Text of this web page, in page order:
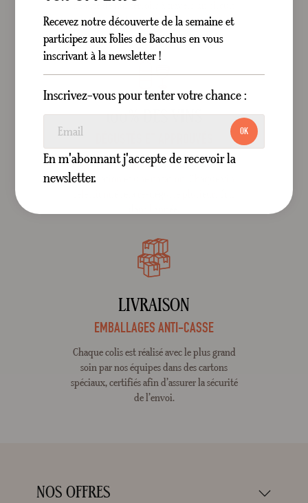
court, du producteur aux consommateurs.
100% DES VINS
Tous nos vins sont sélectionnés suite à une
dégustation et une notation. Chaque vin
LIVRAISON
EMBALLAGES ANTI-CASSE
Chaque colis est réalisé avec le plus grand
soin par nos équipes dans des cartons
spéciaux, certifiés afin d’assurer la sécurité
de l’envoi.
NOS OFFRES
Recevez notre découverte de la semaine et
participez aux Folies de Bacchus en vous
inscrivant à la newsletter !
Inscrivez-vous pour tenter votre chance :
OK
En m'abonnant j'accepte de recevoir la
newsletter.